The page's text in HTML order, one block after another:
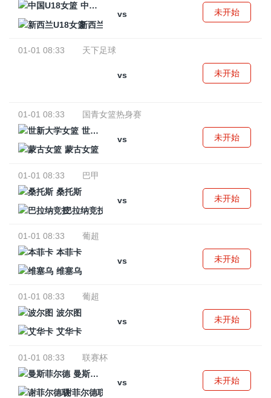
中国U18女篮
vs
新西兰U18女篮
未开始
01-01 08:33 天下足球
vs 未开始
01-01 08:33
国青女篮热身赛
世新大学女篮
vs
蒙古女篮
未开始
01-01 08:33
巴甲
桑托斯
vs
巴拉纳竞技
未开始
01-01 08:33
葡超
本菲卡
vs
维塞乌
未开始
01-01 08:33
葡超
波尔图
vs
艾华卡
未开始
01-01 08:33
联赛杯
曼斯菲尔德
vs
谢菲尔德联
未开始